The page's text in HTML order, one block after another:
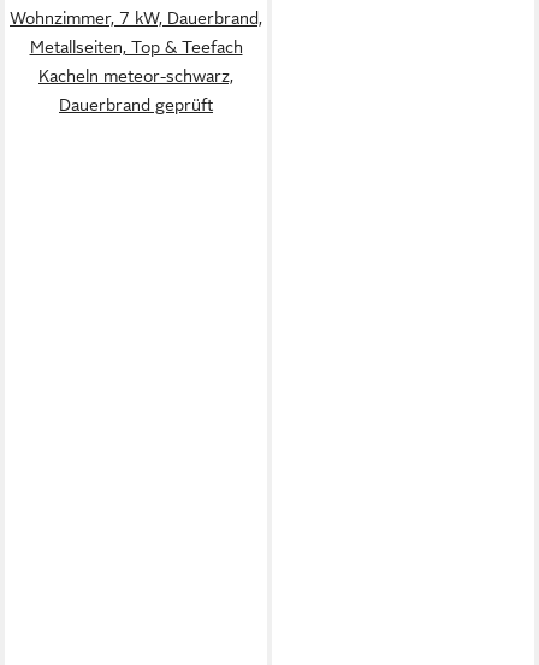
Wohnzimmer, 7 kW, Dauerbrand,
Metallseiten, Top & Teefach
Kacheln meteor-schwarz,
Dauerbrand geprüft